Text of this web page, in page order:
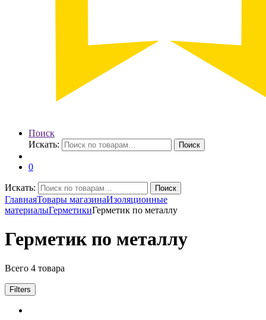
Поиск
Искать:
Поиск
0
Искать: Поиск
ГлавнаяТовары магазинаИзоляционные
материалыГерметикиГерметик по металлу
Герметик по металлу
Всего 4 товара
Filters